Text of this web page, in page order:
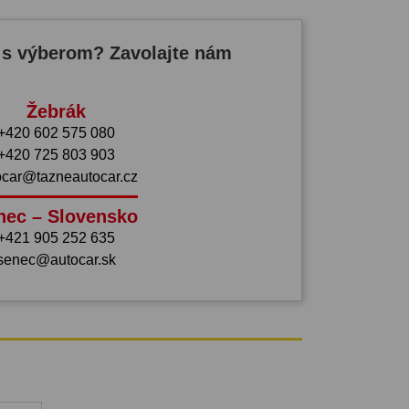
výberom? Zavolajte nám
Žebrák
602 575 080
725 803 903
– Slovensko
905 252 635